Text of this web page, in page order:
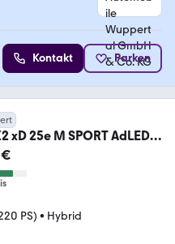
Kontakt Parken
xD 25e M SPORT AdLED
Pano MEM H/K 19"
€
PS) • Hybrid